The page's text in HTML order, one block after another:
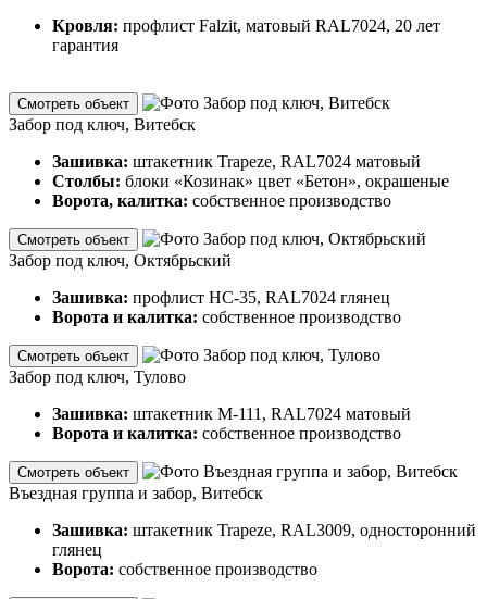
Кровля: профлист Falzit, матовый RAL7024, 20 лет
гарантия
Смотреть объект
Забор под ключ, Витебск
Зашивка: штакетник Trapeze, RAL7024 матовый
Столбы: блоки «Козинак» цвет «Бетон», окрашеные
Ворота, калитка: собственное производство
Смотреть объект
Забор под ключ, Октябрьский
Зашивка: профлист НС-35, RAL7024 глянец
Ворота и калитка: собственное производство
Смотреть объект
Забор под ключ, Тулово
Зашивка: штакетник М-111, RAL7024 матовый
Ворота и калитка: собственное производство
Смотреть объект
Въездная группа и забор, Витебск
Зашивка: штакетник Trapeze, RAL3009, односторонний
глянец
Ворота: собственное производство